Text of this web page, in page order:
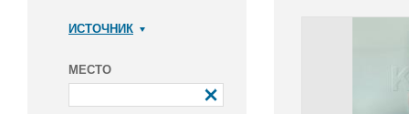
ИСТОЧНИК
МЕСТО